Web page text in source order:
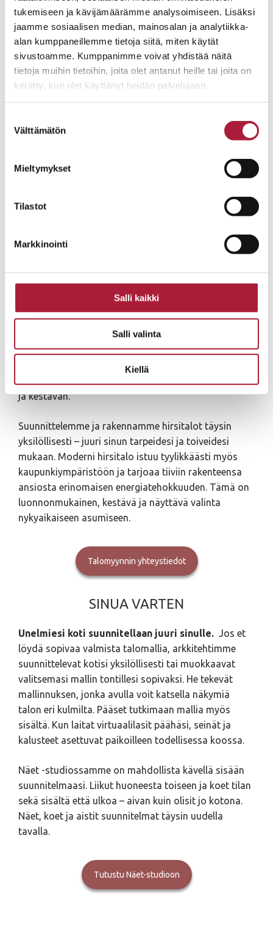
tukemiseen ja kävijämäärämme analysoimiseen. Lisäksi
jaamme sosiaalisen median, mainosalan ja analytiikka-
alan kumppaneillemme tietoja siitä, miten käytät
sivustoamme. Kumppanimme voivat yhdistää näitä
tietoja muihin tietoihin, joita olet antanut heille tai joita on
kerätty, kun olet käyttänyt heidän palvelujaan.
valinta
Välttämätön
Mieltymykset
Tilastot
Markkinointi
Salli kaikki
Salli valinta
Kiellä
omakotitalojen edelläkävijä. Olemme rakentaneet
Olemme toteuttaneet tuhansia unelmia omasta
kodista.
Puurunkoisen omakotitalon rakentaminen pre-cut- tai
elementtiratkaisuna tarjoaa vapauden muokata
kodistasi juuri sinun näköisesi – yksilöllisen, toimivan
ja kestävän.
Suunnittelemme ja rakennamme hirsitalot täysin
yksilöllisesti – juuri sinun tarpeidesi ja toiveidesi
mukaan. Moderni hirsitalo istuu tyylikkäästi myös
kaupunkiympäristöön ja tarjoaa tiiviin rakenteensa
ansiosta erinomaisen energiatehokkuuden. Tämä on
luonnonmukainen, kestävä ja näyttävä valinta
nykyaikaiseen asumiseen.
Talomyynnin yhteystiedot
SINUA VARTEN
Unelmiesi koti suunnitellaan juuri sinulle. Jos et
löydä sopivaa valmista talomallia, arkkitehtimme
suunnittelevat kotisi yksilöllisesti tai muokkaavat
valitsemasi mallin tontillesi sopivaksi. He tekevät
mallinnuksen, jonka avulla voit katsella näkymiä
talon eri kulmilta. Pääset tutkimaan mallia myös
sisältä. Kun laitat virtuaalilasit päähäsi, seinät ja
kalusteet asettuvat paikoilleen todellisessa koossa.
Näet -studiossamme on mahdollista kävellä sisään
suunnitelmaasi. Liikut huoneesta toiseen ja koet tilan
sekä sisältä että ulkoa – aivan kuin olisit jo kotona.
Näet, koet ja aistit suunnitelmat täysin uudella
tavalla.
Tutustu Näet-studioon